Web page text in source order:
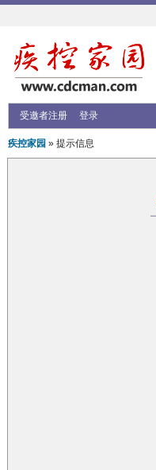
受邀者注册 登录
疾控家园 » 提示信息